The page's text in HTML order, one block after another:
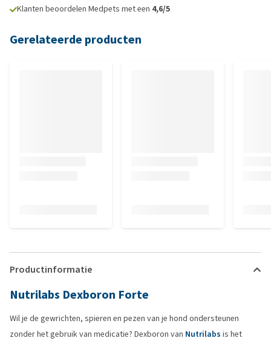
Klanten beoordelen Medpets met een 4,6/5
Gerelateerde producten
Productinformatie
Nutrilabs Dexboron Forte
Wil je de gewrichten, spieren en pezen van je hond ondersteunen
zonder het gebruik van medicatie? Dexboron van Nutrilabs is het